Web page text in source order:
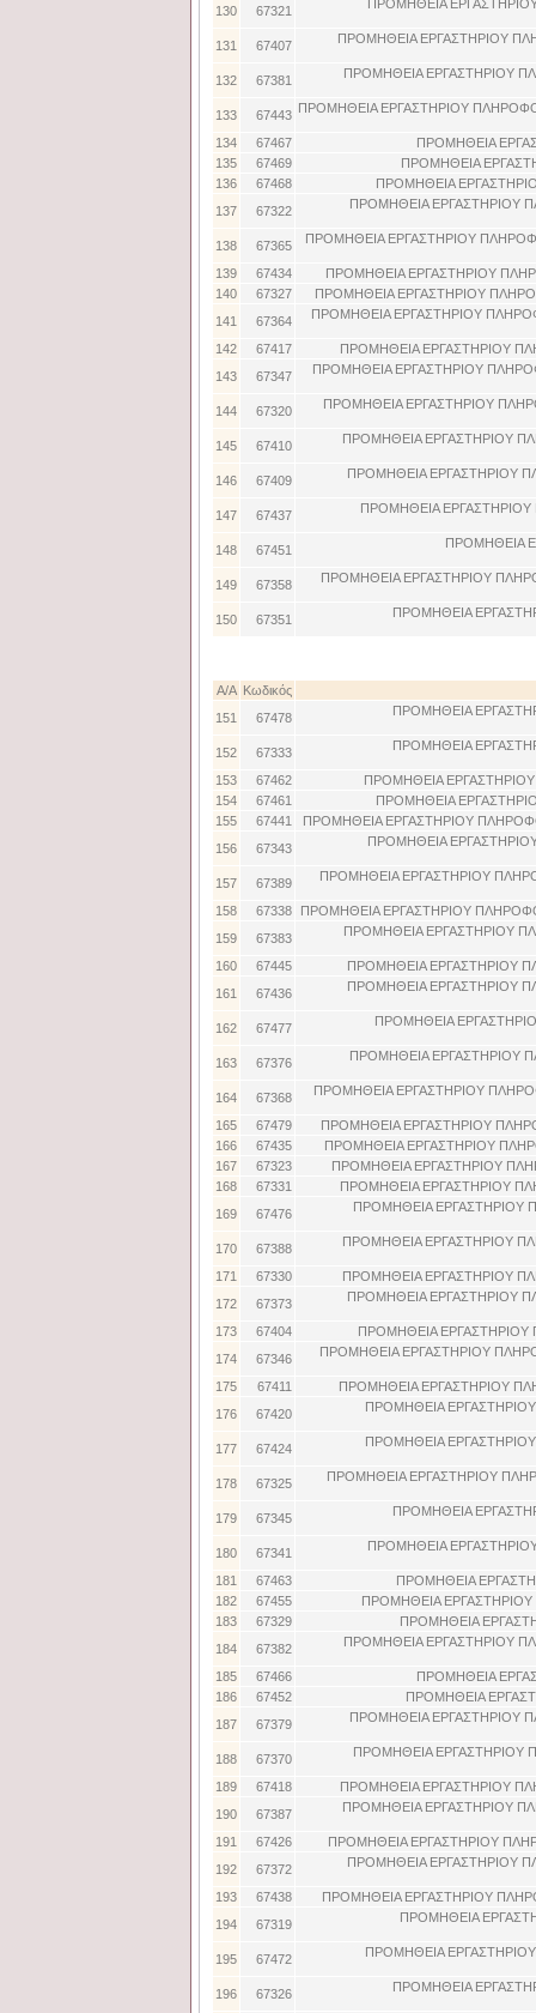
130 67321 ΠΡΟΜΗΘΕΙΑ
131 67407 ΠΡΟΜΗΘΕΙΑ ΕΡΓΑΣΤΗΡΙΟΥ
132 67381 ΠΡΟΜΗΘΕΙΑ ΕΡΓΑΣΤΗΡΙΟΥ
133 67443 ΠΡΟΜΗΘΕΙΑ ΕΡΓΑΣΤΗΡΙΟΥ
134 67467
ΠΡΟΜΗΘΕΙΑ
135
67469
ΠΡΟΜΗΘΕΙΑ
136
67468
ΠΡΟΜΗΘΕΙΑ
137
67322 ΠΡΟΜΗΘΕΙΑ ΕΡΓΑΣΤΗΡΙΟΥ
138 67365 ΠΡΟΜΗΘΕΙΑ ΕΡΓΑΣΤΗΡΙΟΥ
139 67434
ΠΡΟΜΗΘΕΙΑ ΕΡΓΑΣΤΗΡΙΟΥ
140
67327
ΠΡΟΜΗΘΕΙΑ ΕΡΓΑΣΤΗΡΙΟΥ
141
67364 ΠΡΟΜΗΘΕΙΑ ΕΡΓΑΣΤΗΡΙΟΥ
142 67417
ΠΡΟΜΗΘΕΙΑ ΕΡΓΑΣΤΗΡΙΟΥ
143
67347 ΠΡΟΜΗΘΕΙΑ ΕΡΓΑΣΤΗΡΙΟΥ
144 67320 ΠΡΟΜΗΘΕΙΑ ΕΡΓΑΣΤΗΡΙΟΥ
145 67410 ΠΡΟΜΗΘΕΙΑ ΕΡΓΑΣΤΗΡΙΟΥ
146 67409 ΠΡΟΜΗΘΕΙΑ ΕΡΓΑΣΤΗΡΙΟΥ
147 67437 ΠΡΟΜΗΘΕΙΑ
148 67451 ΠΡΟΜΗΘΕΙΑ
149 67358 ΠΡΟΜΗΘΕΙΑ ΕΡΓΑΣΤΗΡΙΟΥ
150 67351 ΠΡΟΜΗΘΕΙΑ
Α/Α Κωδικός
151
67478 ΠΡΟΜΗΘΕΙΑ
152 67333 ΠΡΟΜΗΘΕΙΑ
153 67462
ΠΡΟΜΗΘΕΙΑ
154
67461
ΠΡΟΜΗΘΕΙΑ
155
67441
ΠΡΟΜΗΘΕΙΑ ΕΡΓΑΣΤΗΡΙΟΥ
156
67343 ΠΡΟΜΗΘΕΙΑ
157 67389 ΠΡΟΜΗΘΕΙΑ ΕΡΓΑΣΤΗΡΙΟΥ
158 67338
ΠΡΟΜΗΘΕΙΑ ΕΡΓΑΣΤΗΡΙΟΥ
159
67383 ΠΡΟΜΗΘΕΙΑ ΕΡΓΑΣΤΗΡΙΟΥ
160 67445
ΠΡΟΜΗΘΕΙΑ ΕΡΓΑΣΤΗΡΙΟΥ
161
67436 ΠΡΟΜΗΘΕΙΑ ΕΡΓΑΣΤΗΡΙΟΥ
162 67477 ΠΡΟΜΗΘΕΙΑ
163 67376 ΠΡΟΜΗΘΕΙΑ ΕΡΓΑΣΤΗΡΙΟΥ
164 67368 ΠΡΟΜΗΘΕΙΑ ΕΡΓΑΣΤΗΡΙΟΥ
165 67479
ΠΡΟΜΗΘΕΙΑ ΕΡΓΑΣΤΗΡΙΟΥ
166
67435
ΠΡΟΜΗΘΕΙΑ ΕΡΓΑΣΤΗΡΙΟΥ
167
67323
ΠΡΟΜΗΘΕΙΑ ΕΡΓΑΣΤΗΡΙΟΥ
168
67331
ΠΡΟΜΗΘΕΙΑ ΕΡΓΑΣΤΗΡΙΟΥ
169
67476 ΠΡΟΜΗΘΕΙΑ ΕΡΓΑΣΤΗΡΙΟΥ
170 67388 ΠΡΟΜΗΘΕΙΑ ΕΡΓΑΣΤΗΡΙΟΥ
171 67330
ΠΡΟΜΗΘΕΙΑ ΕΡΓΑΣΤΗΡΙΟΥ
172
67373 ΠΡΟΜΗΘΕΙΑ ΕΡΓΑΣΤΗΡΙΟΥ
173 67404
ΠΡΟΜΗΘΕΙΑ
174
67346 ΠΡΟΜΗΘΕΙΑ ΕΡΓΑΣΤΗΡΙΟΥ
175 67411
ΠΡΟΜΗΘΕΙΑ ΕΡΓΑΣΤΗΡΙΟΥ
176
67420 ΠΡΟΜΗΘΕΙΑ
177 67424 ΠΡΟΜΗΘΕΙΑ
178 67325 ΠΡΟΜΗΘΕΙΑ ΕΡΓΑΣΤΗΡΙΟΥ
179 67345 ΠΡΟΜΗΘΕΙΑ
180 67341 ΠΡΟΜΗΘΕΙΑ
181 67463
ΠΡΟΜΗΘΕΙΑ
182
67455
ΠΡΟΜΗΘΕΙΑ
183
67329
ΠΡΟΜΗΘΕΙΑ
184
67382 ΠΡΟΜΗΘΕΙΑ ΕΡΓΑΣΤΗΡΙΟΥ
185 67466
ΠΡΟΜΗΘΕΙΑ
186
67452
ΠΡΟΜΗΘΕΙΑ
187
67379 ΠΡΟΜΗΘΕΙΑ ΕΡΓΑΣΤΗΡΙΟΥ
188 67370 ΠΡΟΜΗΘΕΙΑ ΕΡΓΑΣΤΗΡΙΟΥ
189 67418
ΠΡΟΜΗΘΕΙΑ ΕΡΓΑΣΤΗΡΙΟΥ
190
67387 ΠΡΟΜΗΘΕΙΑ ΕΡΓΑΣΤΗΡΙΟΥ
191 67426
ΠΡΟΜΗΘΕΙΑ ΕΡΓΑΣΤΗΡΙΟΥ
192
67372 ΠΡΟΜΗΘΕΙΑ ΕΡΓΑΣΤΗΡΙΟΥ
193 67438
ΠΡΟΜΗΘΕΙΑ ΕΡΓΑΣΤΗΡΙΟΥ
194
67319 ΠΡΟΜΗΘΕΙΑ
195 67472 ΠΡΟΜΗΘΕΙΑ
196 67326 ΠΡΟΜΗΘΕΙΑ